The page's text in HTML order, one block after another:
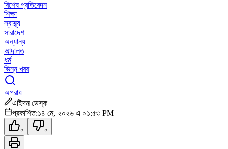
বিশেষ প্রতিবেদন
শিক্ষা
স্বাস্থ্য
সারাদেশ
অন্যান্য
আদালত
ধর্ম
ভিন্ন খবর
অপরাধ
এইিদন ডেস্ক
প্রকাশিত:১৪ মে, ২০২৬ এ ০১:৫৩ PM
০ ০